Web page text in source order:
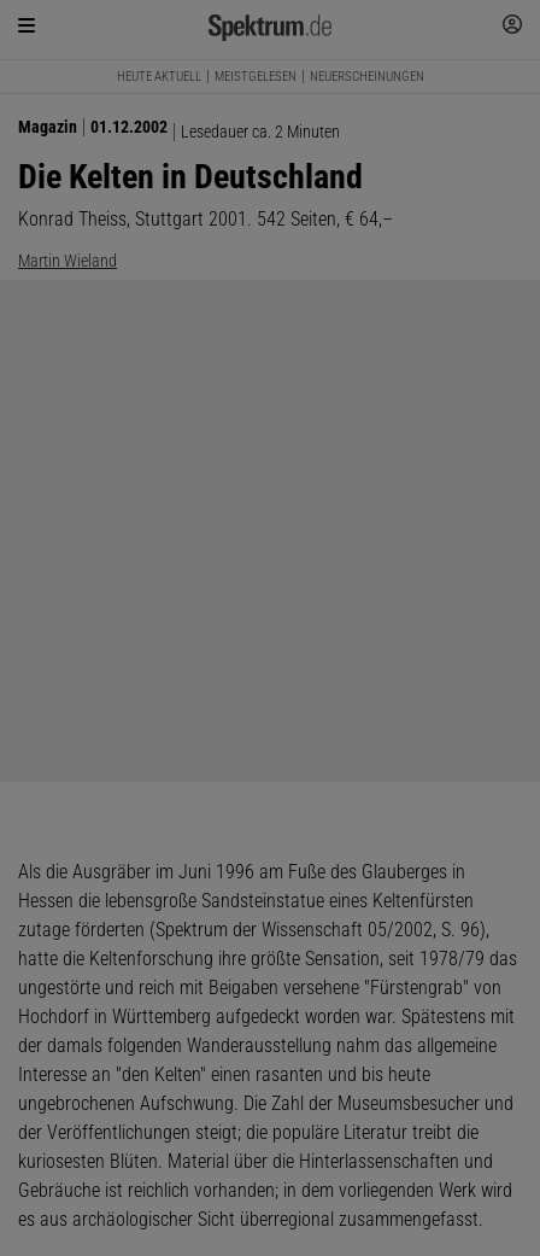
HEUTE AKTUELL MEISTGELESEN NEUERSCHEINUNGEN
Magazin 01.12.2002 Lesedauer ca. 2 Minuten
Die Kelten in Deutschland
Konrad Theiss, Stuttgart 2001. 542 Seiten, € 64,–
Martin Wieland
Als die Ausgräber im Juni 1996 am Fuße des Glauberges in
Hessen die lebensgroße Sandsteinstatue eines Keltenfürsten
zutage förderten (Spektrum der Wissenschaft 05/2002, S. 96),
hatte die Keltenforschung ihre größte Sensation, seit 1978/79 das
ungestörte und reich mit Beigaben versehene "Fürstengrab" von
Hochdorf in Württemberg aufgedeckt worden war. Spätestens mit
der damals folgenden Wanderausstellung nahm das allgemeine
Interesse an "den Kelten" einen rasanten und bis heute
ungebrochenen Aufschwung. Die Zahl der Museumsbesucher und
der Veröffentlichungen steigt; die populäre Literatur treibt die
kuriosesten Blüten. Material über die Hinterlassenschaften und
Gebräuche ist reichlich vorhanden; in dem vorliegenden Werk wird
es aus archäologischer Sicht überregional zusammengefasst.